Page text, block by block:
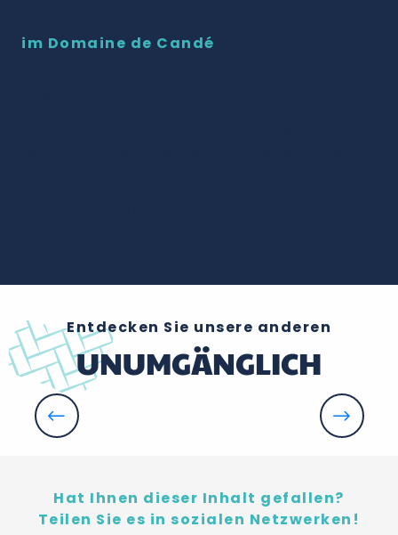
im Domaine de Candé
Entdecken Sie unsere anderen
UNUMGÄNGLICH
Das Schloss von Rivau
Hat Ihnen dieser Inhalt gefallen?
Teilen Sie es in sozialen Netzwerken!